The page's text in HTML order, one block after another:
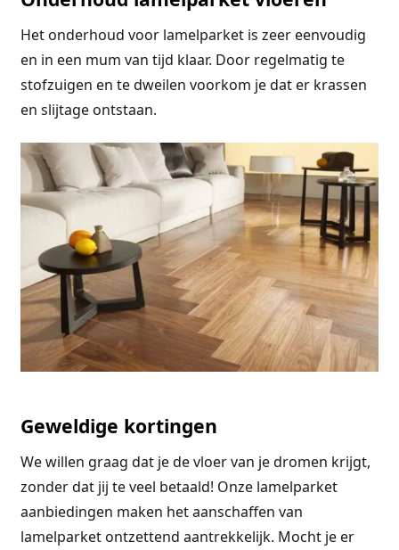
Het onderhoud voor lamelparket is zeer eenvoudig
en in een mum van tijd klaar. Door regelmatig te
stofzuigen en te dweilen voorkom je dat er krassen
en slijtage ontstaan.
Geweldige kortingen
We willen graag dat je de vloer van je dromen krijgt,
zonder dat jij te veel betaald! Onze lamelparket
aanbiedingen maken het aanschaffen van
lamelparket ontzettend aantrekkelijk. Mocht je er